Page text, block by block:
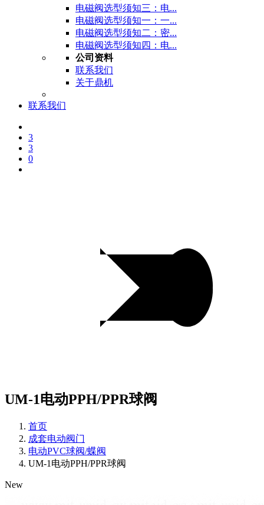
电磁阀选型须知三：电...
电磁阀选型须知一：一...
电磁阀选型须知二：密...
电磁阀选型须知四：电...
公司资料
联系我们
关于鼎机
联系我们
3
3
0
UM-1电动PPH/PPR球阀
首页
成套电动阀门
电动PVC球阀/蝶阀
UM-1电动PPH/PPR球阀
New